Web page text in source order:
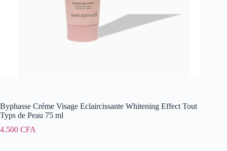
Byphasse Créme Visage Eclaircissante Whitening Effect Tout
Typs de Peau 75 ml
4.500 CFA